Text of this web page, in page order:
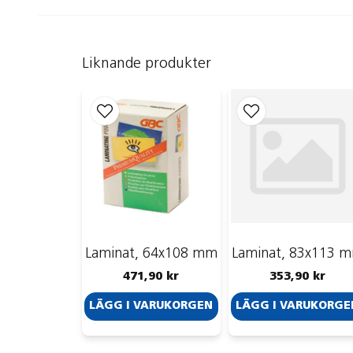
Liknande produkter
Laminat, 64x108 mm
471,90 kr
LÄGG I VARUKORGEN
Laminat, 83x113
353,90 kr
LÄGG I